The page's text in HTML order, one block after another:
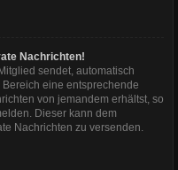
Nachrichten!
sendet, automatisch
eine entsprechende
von jemandem erhältst, so
Dieser kann dem
Nachrichten zu versenden.